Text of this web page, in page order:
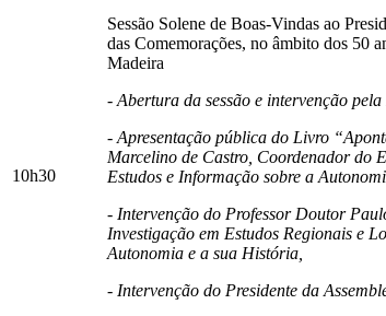
10h30
Sessão Solene de Boas-Vindas ao
das Comemorações, no âmbito dos 50
Madeira
- Abertura da sessão e intervenção
- Apresentação pública do Livro
Marcelino de Castro, Coordenador do
Estudos e Informação sobre a
- Intervenção do Professor Doutor
Investigação em Estudos Regionais e
Autonomia e a sua História,
- Intervenção do Presidente da